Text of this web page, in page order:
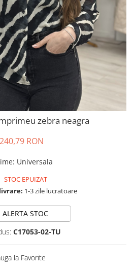
zebra neagra
240,79 RON
: Universala
STOC EPUIZAT
1-3 zile lucratoare
ALERTA STOC
C17053-02-TU
la Favorite